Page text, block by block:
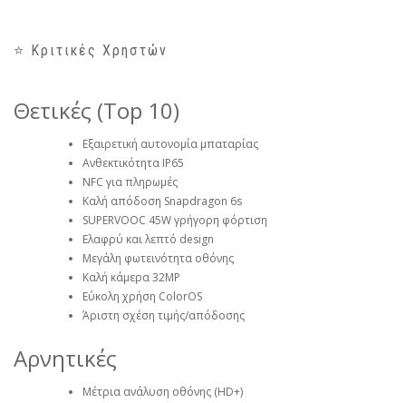
⭐ Κριτικές Χρηστών
Θετικές (Top 10)
Εξαιρετική αυτονομία μπαταρίας
Ανθεκτικότητα IP65
NFC για πληρωμές
Καλή απόδοση Snapdragon 6s
SUPERVOOC 45W γρήγορη φόρτιση
Ελαφρύ και λεπτό design
Μεγάλη φωτεινότητα οθόνης
Καλή κάμερα 32MP
Εύκολη χρήση ColorOS
Άριστη σχέση τιμής/απόδοσης
Αρνητικές
Μέτρια ανάλυση οθόνης (HD+)